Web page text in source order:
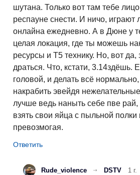
шутана. Только вот там тебе
респауне снести. И ничо, играют
онлайна ежедневно. А в Дюне у
целая локация, где ты можешь
ресурсы и Т5 технику. Но, вот да,
драться. Что, кстати, 3.14здёшь.
головой, и делать всё
накрабить эвейдя
лучше ведь наныть себе пве рай,
взять свои яйца с пыльной полки
превозмогая.
Rude_violence DSTV 1 г.